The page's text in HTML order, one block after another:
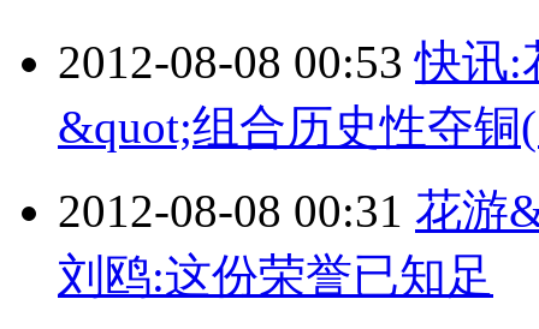
2012-08-08 00:53 快讯:
&quot;组合历史性夺铜
2012-08-08 00:31 花游
刘鸥:这份荣誉已知足